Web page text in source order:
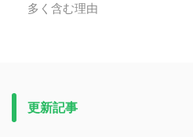
多く含む理由
更新記事